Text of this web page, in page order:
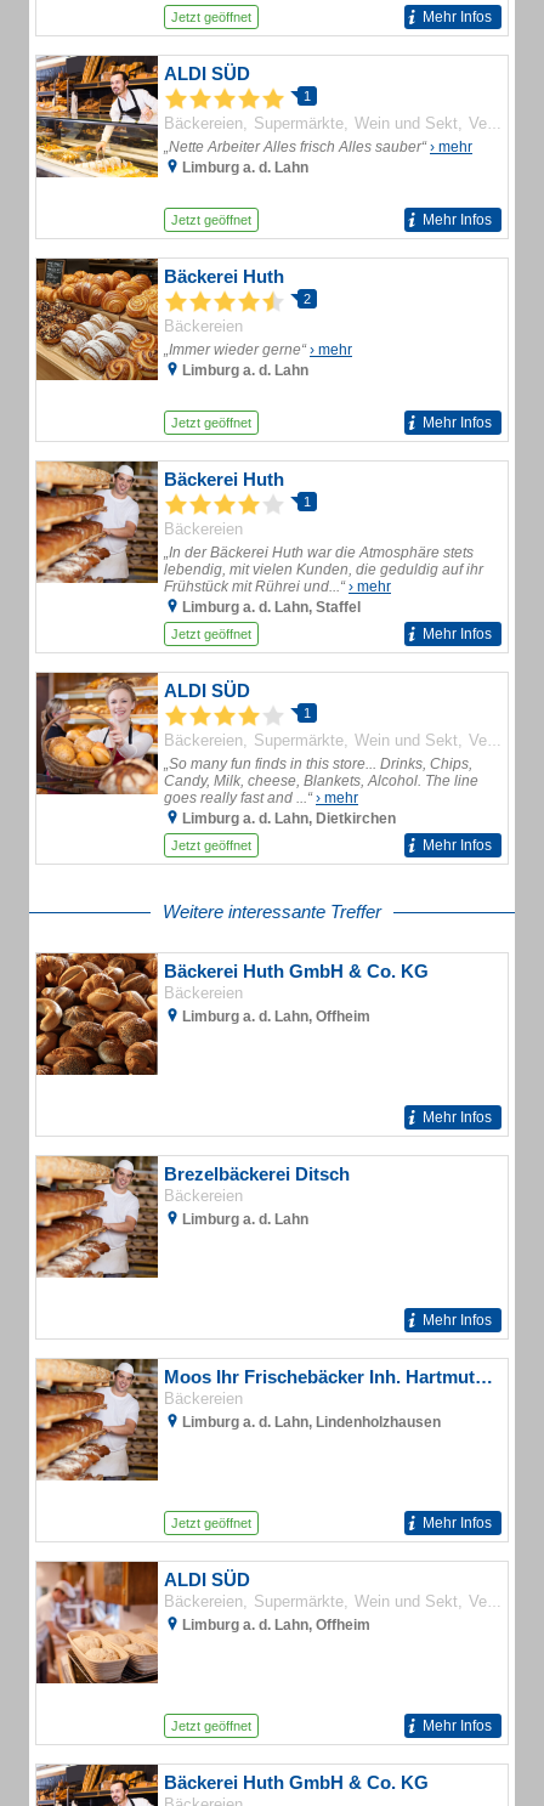
Jetzt geöffnet Mehr Infos
ALDI SÜD
1
Bäckereien Supermärkte Wein und Sekt Verbrauchermärkte
„Nette Arbeiter Alles frisch Alles sauber“› mehr
Limburg a. d. Lahn
Jetzt geöffnet Mehr Infos
Bäckerei Huth
2
Bäckereien
„Immer wieder gerne“› mehr
Limburg a. d. Lahn
Jetzt geöffnet Mehr Infos
Bäckerei Huth
1
Bäckereien
„In der Bäckerei Huth war die Atmosphäre stets
lebendig, mit vielen Kunden, die geduldig auf ihr
Frühstück mit Rührei und...“› mehr
Limburg a. d. Lahn, Staffel
Jetzt geöffnet Mehr Infos
ALDI SÜD
1
Bäckereien Supermärkte Wein und Sekt Verbrauchermärkte
„So many fun finds in this store... Drinks, Chips,
Candy, Milk, cheese, Blankets, Alcohol. The line
goes really fast and ...“› mehr
Limburg a. d. Lahn, Dietkirchen
Jetzt geöffnet Mehr Infos
Weitere interessante Treffer
Bäckerei Huth GmbH & Co. KG
Bäckereien
Limburg a. d. Lahn, Offheim
Mehr Infos
Brezelbäckerei Ditsch
Bäckereien
Limburg a. d. Lahn
Mehr Infos
Moos Ihr Frischebäcker Inh. Hartmut moos Bäckerei
Bäckereien
Limburg a. d. Lahn, Lindenholzhausen
Jetzt geöffnet Mehr Infos
ALDI SÜD
Bäckereien Supermärkte Wein und Sekt Verbrauchermärkte
Limburg a. d. Lahn, Offheim
Jetzt geöffnet Mehr Infos
Bäckerei Huth GmbH & Co. KG